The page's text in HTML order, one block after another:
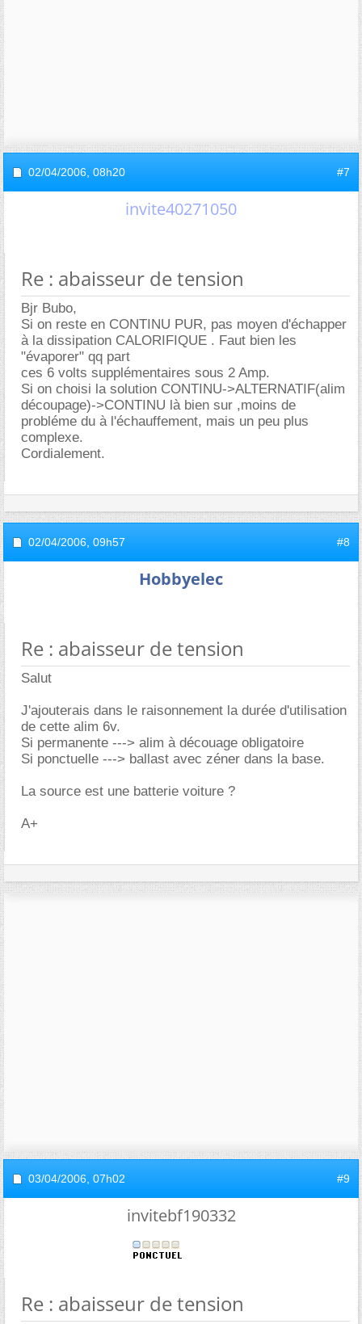
02/04/2006, 08h20 #7
invite40271050
Re : abaisseur de tension
Bjr Bubo,
Si on reste en CONTINU PUR, pas moyen d'échapper
à la dissipation CALORIFIQUE . Faut bien les
"évaporer" qq part
ces 6 volts supplémentaires sous 2 Amp.
Si on choisi la solution CONTINU->ALTERNATIF(alim
découpage)->CONTINU là bien sur ,moins de
probléme du à l'échauffement, mais un peu plus
complexe.
Cordialement.
02/04/2006, 09h57 #8
Hobbyelec
Re : abaisseur de tension
Salut
J'ajouterais dans le raisonnement la durée d'utilisation
de cette alim 6v.
Si permanente ---> alim à découage obligatoire
Si ponctuelle ---> ballast avec zéner dans la base.
La source est une batterie voiture ?
A+
03/04/2006, 07h02 #9
invitebf190332
Re : abaisseur de tension